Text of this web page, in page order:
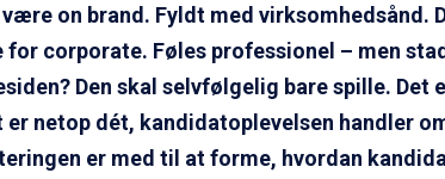
on brand. Fyldt med virksomhedsånd.
for corporate. Føles professionel – men
Den skal selvfølgelig bare spille. Det
netop dét, kandidatoplevelsen handler
er med til at forme, hvordan